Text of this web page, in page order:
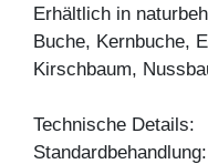
Erhältlich in
Buche, Kernbuche,
Kirschbaum,
Technische Details: